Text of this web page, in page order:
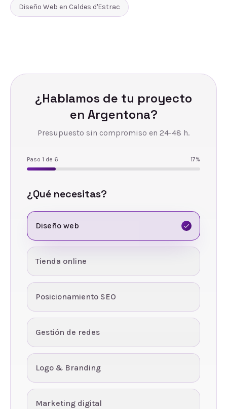
Diseño Web en Caldes d'Estrac
¿Hablamos de tu proyecto
en Argentona?
Presupuesto sin compromiso en 24-48 h.
Paso 1 de 6 17%
¿Qué necesitas?
Diseño web
Tienda online
Posicionamiento SEO
Gestión de redes
Logo & Branding
Marketing digital